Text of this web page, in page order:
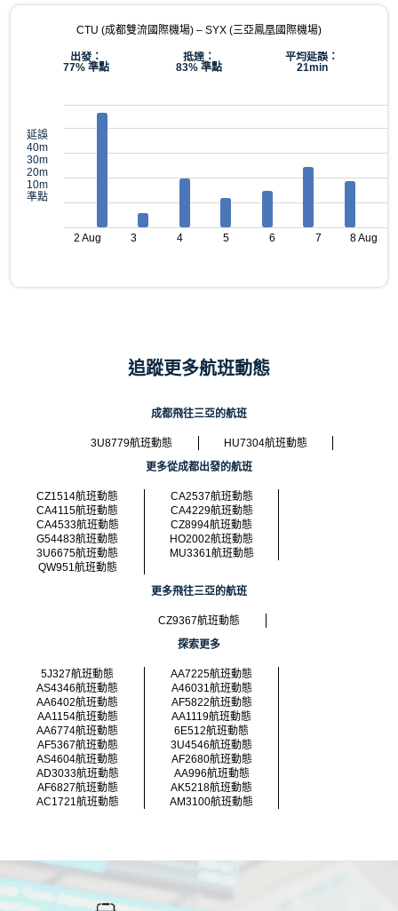
CTU (成都雙流國際機場) – SYX (三亞鳳凰國際機場)
出發：
77% 準點
抵達：
83% 準點
平均延誤：
21min
延誤
40m
30m
20m
10m
準點
2 Aug 3 4 5 6 7 8 Aug
追蹤更多航班動態
成都飛往三亞的航班
3U8779航班動態
HU7304航班動態
更多從成都出發的航班
CZ1514航班動態
CA2537航班動態
CA4115航班動態
CA4229航班動態
CA4533航班動態
CZ8994航班動態
G54483航班動態
HO2002航班動態
3U6675航班動態
MU3361航班動態
QW951航班動態
更多飛往三亞的航班
CZ9367航班動態
探索更多
5J327航班動態
AA7225航班動態
AS4346航班動態
A46031航班動態
AA6402航班動態
AF5822航班動態
AA1154航班動態
AA1119航班動態
AA6774航班動態
6E512航班動態
AF5367航班動態
3U4546航班動態
AS4604航班動態
AF2680航班動態
AD3033航班動態
AA996航班動態
AF6827航班動態
AK5218航班動態
AC1721航班動態
AM3100航班動態